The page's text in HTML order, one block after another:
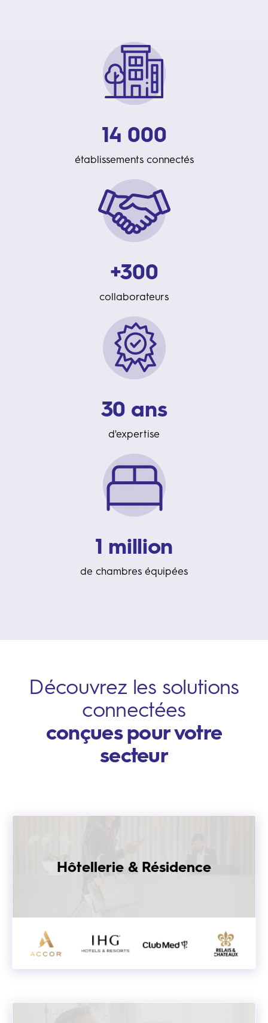
14 000
établissements connectés
+300
collaborateurs
30 ans
d'expertise
1 million
de chambres équipées
Découvrez les solutions
connectées
conçues pour votre
secteur
Hôtellerie & Résidence